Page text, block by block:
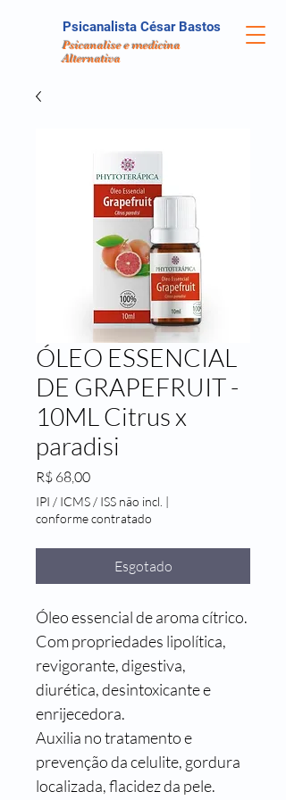
Psicanalista César Bastos
Psicanalise e medicina
Alternativa
ÓLEO ESSENCIAL
DE GRAPEFRUIT -
10ML Citrus x
paradisi
R$ 68,00Preço
IPI / ICMS / ISS não incl. |
conforme contratado
Esgotado
Óleo essencial de aroma cítrico.
Com propriedades lipolítica,
revigorante, digestiva,
diurética, desintoxicante e
enrijecedora.
Auxilia no tratamento e
prevenção da celulite, gordura
localizada, flacidez da pele.